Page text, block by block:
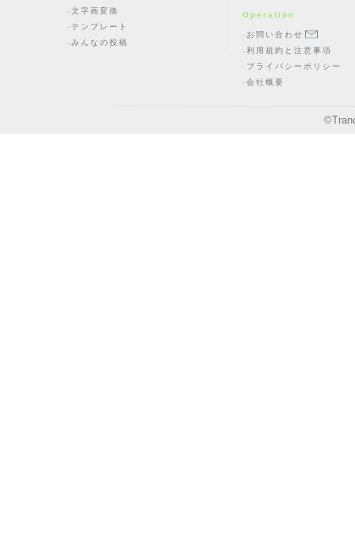
文字画変換
テンプレート
みんなの投稿
Operation
お問い合わせ
利用規約と注意事項
プライバシーポリシー
会社概要
©